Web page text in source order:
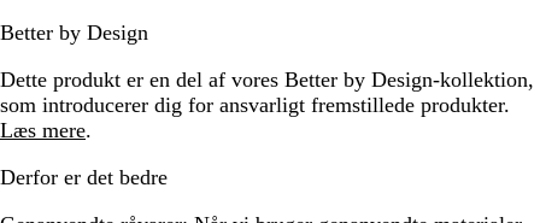
Better by Design
Dette produkt er en del af vores Better by Design-kollektion,
som introducerer dig for ansvarligt fremstillede produkter.
Læs mere.
Derfor er det bedre